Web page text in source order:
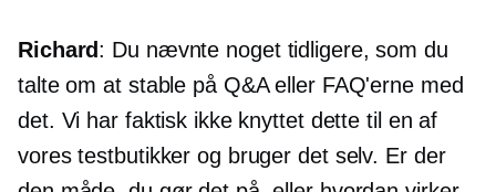
Richard: Du nævnte noget tidligere, som du
talte om at stable på Q&A eller FAQ'erne med
det. Vi har faktisk ikke knyttet dette til en af ​​
vores testbutikker og bruger det selv. Er der